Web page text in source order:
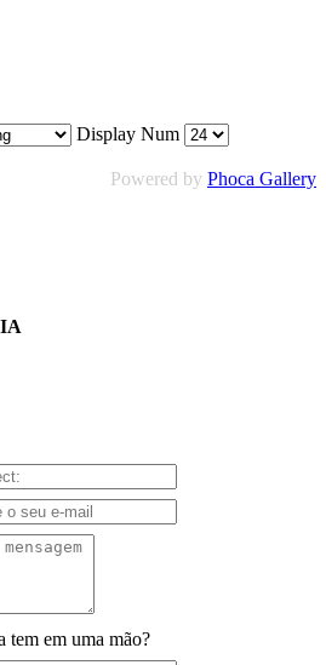
Display Num
Powered by Phoca Gallery
tem em uma mão?